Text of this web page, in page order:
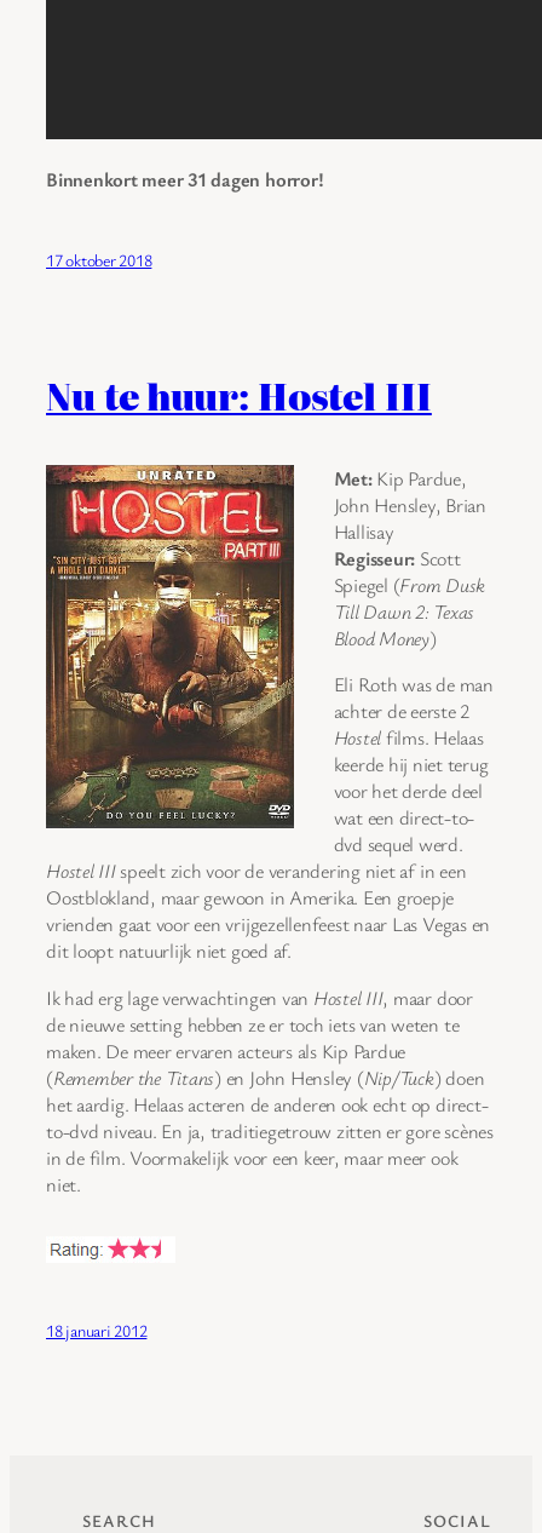
Binnenkort meer 31 dagen horror!
17 oktober 2018
Nu te huur: Hostel III
Met:Kip Pardue,
John Hensley, Brian
Hallisay
Regisseur: Scott
Spiegel (From Dusk
Till Dawn 2: Texas
Blood Money)
Eli Roth was de man
achter de eerste 2
Hostelfilms. Helaas
keerde hij niet terug
voor het derde deel
wat een direct-to-
dvd sequel werd.
Hostel IIIspeelt zich voor de verandering niet af in een
Oostblokland, maar gewoon in Amerika. Een groepje
vrienden gaat voor een vrijgezellenfeest naar Las Vegas en
dit loopt natuurlijk niet goed af.
Ik had erg lage verwachtingen van Hostel III, maar door
de nieuwe setting hebben ze er toch iets van weten te
maken. De meer ervaren acteurs als Kip Pardue
(Remember the Titans) en John Hensley (Nip/Tuck) doen
het aardig. Helaas acteren de anderen ook echt op direct-
to-dvd niveau. En ja, traditiegetrouw zitten er gore scènes
in de film. Voormakelijk voor een keer, maar meer ook
niet.
18 januari 2012
SEARCH SOCIAL